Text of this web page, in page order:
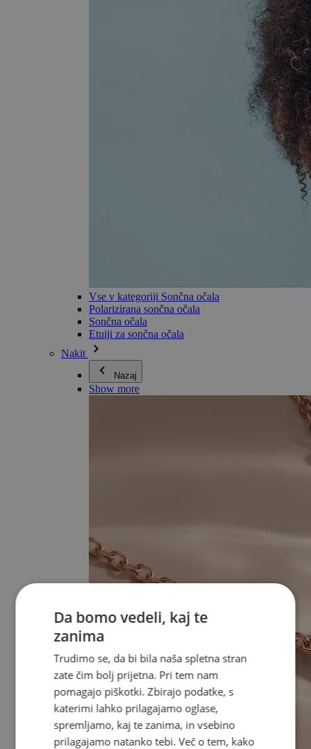
Vse v kategoriji Sončna očala
Polarizirana sončna očala
Sončna očala
Etuiji za sončna očala
Nakit
Nazaj
Show more
Da bomo vedeli, kaj te
zanima
Trudimo se, da bi bila naša spletna stran
zate čim bolj prijetna. Pri tem nam
pomagajo piškotki. Zbirajo podatke, s
katerimi lahko prilagajamo oglase,
spremljamo, kaj te zanima, in vsebino
prilagajamo natanko tebi. Več o tem, kako